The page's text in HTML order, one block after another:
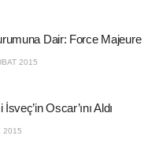
Dair: Force Majeure
2015
Oscar’ını Aldı
2015